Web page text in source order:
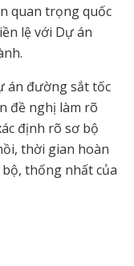
quan trọng quốc
lệ với Dự án
án đường sắt tốc
đề nghị làm rõ
định rõ sơ bộ
thời gian hoàn
thống nhất của